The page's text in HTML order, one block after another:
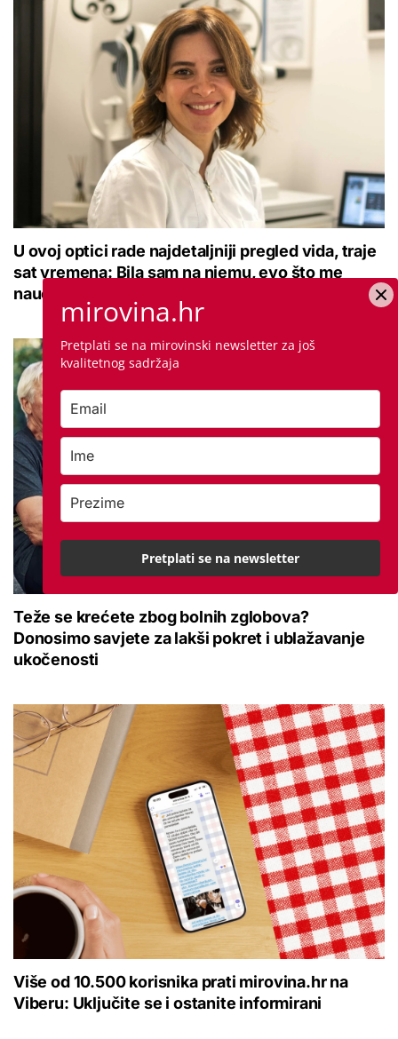
U ovoj optici rade najdetaljniji pregled vida, traje
sat vremena: Bila sam na njemu, evo što me
naučio
Teže se krećete zbog bolnih zglobova?
Donosimo savjete za lakši pokret i ublažavanje
ukočenosti
Više od 10.500 korisnika prati mirovina.hr na
Viberu: Uključite se i ostanite informirani
mirovina.hr
Pretplati se na mirovinski newsletter za još
kvalitetnog sadržaja
Pretplati se na newsletter